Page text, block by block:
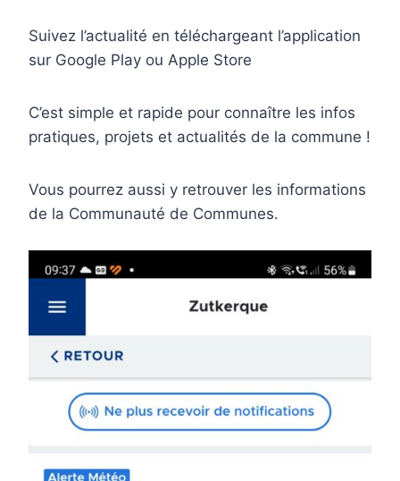
Suivez l’actualité en téléchargeant l’application
sur Google Play ou Apple Store
C’est simple et rapide pour connaître les infos
pratiques, projets et actualités de la commune !
Vous pourrez aussi y retrouver les informations
de la Communauté de Communes.